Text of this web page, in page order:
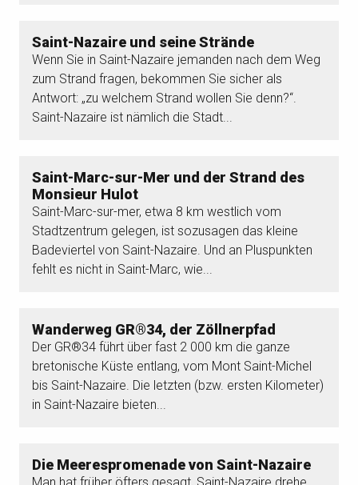
Saint-Nazaire und seine Strände
Wenn Sie in Saint-Nazaire jemanden nach dem Weg
zum Strand fragen, bekommen Sie sicher als
Antwort: „zu welchem Strand wollen Sie denn?“.
Saint-Nazaire ist nämlich die Stadt...
Saint-Marc-sur-Mer und der Strand des
Monsieur Hulot
Saint-Marc-sur-mer, etwa 8 km westlich vom
Stadtzentrum gelegen, ist sozusagen das kleine
Badeviertel von Saint-Nazaire. Und an Pluspunkten
fehlt es nicht in Saint-Marc, wie...
Wanderweg GR®34, der Zöllnerpfad
Der GR®34 führt über fast 2 000 km die ganze
bretonische Küste entlang, vom Mont Saint-Michel
bis Saint-Nazaire. Die letzten (bzw. ersten Kilometer)
in Saint-Nazaire bieten...
Die Meerespromenade von Saint-Nazaire